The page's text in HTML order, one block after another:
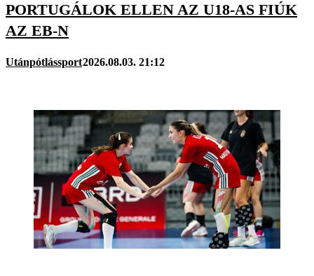
PORTUGÁLOK ELLEN AZ U18-AS FIÚK
AZ EB-N
Utánpótlássport2026.08.03. 21:12